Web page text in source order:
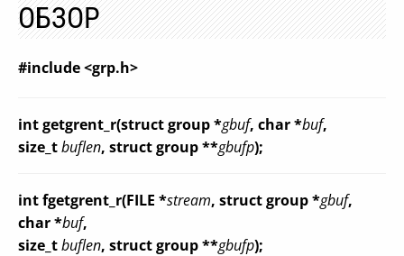
ОБЗОР
#include <grp.h>
int getgrent_r(struct group *gbuf, char *buf,
size_tbuflen, struct group **gbufp);
int fgetgrent_r(FILE *stream, struct group *gbuf,
char *buf,
size_tbuflen, struct group **gbufp);